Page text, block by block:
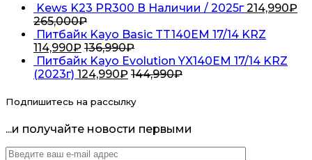
Kews K23 PR300 В Наличии / 2025г 214,990₽
265,000₽
Питбайк Kayo Basic TT140EM 17/14 KRZ
114,990₽ 136,990₽
Питбайк Kayo Evolution YX140EM 17/14 KRZ
(2023г) 124,990₽ 144,990₽
Подпишитесь на рассылку
...и получайте новости первыми